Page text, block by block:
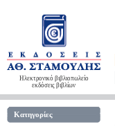
Ηλεκτρονικό βιβλιοπωλείο
εκδόσεις βιβλίων
Κατηγορίες